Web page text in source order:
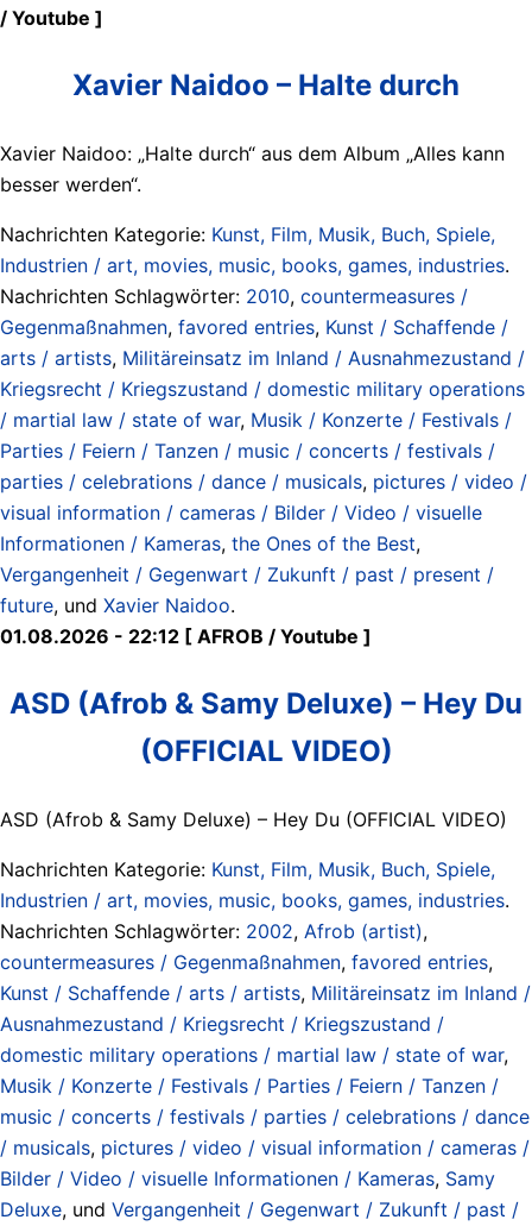
/ Youtube ]
Xavier Naidoo – Halte durch
Xavier Naidoo: „Halte durch“ aus dem Album „Alles kann
besser werden“.
Nachrichten Kategorie: Kunst, Film, Musik, Buch, Spiele,
Industrien / art, movies, music, books, games, industries.
Nachrichten Schlagwörter: 2010, countermeasures /
Gegenmaßnahmen, favored entries, Kunst / Schaffende /
arts / artists, Militäreinsatz im Inland / Ausnahmezustand /
Kriegsrecht / Kriegszustand / domestic military operations
/ martial law / state of war, Musik / Konzerte / Festivals /
Parties / Feiern / Tanzen / music / concerts / festivals /
parties / celebrations / dance / musicals, pictures / video /
visual information / cameras / Bilder / Video / visuelle
Informationen / Kameras, the Ones of the Best,
Vergangenheit / Gegenwart / Zukunft / past / present /
future, und Xavier Naidoo.
01.08.2026 - 22:12 [ AFROB / Youtube ]
ASD (Afrob & Samy Deluxe) – Hey Du
(OFFICIAL VIDEO)
ASD (Afrob & Samy Deluxe) – Hey Du (OFFICIAL VIDEO)
Nachrichten Kategorie: Kunst, Film, Musik, Buch, Spiele,
Industrien / art, movies, music, books, games, industries.
Nachrichten Schlagwörter: 2002, Afrob (artist),
countermeasures / Gegenmaßnahmen, favored entries,
Kunst / Schaffende / arts / artists, Militäreinsatz im Inland /
Ausnahmezustand / Kriegsrecht / Kriegszustand /
domestic military operations / martial law / state of war,
Musik / Konzerte / Festivals / Parties / Feiern / Tanzen /
music / concerts / festivals / parties / celebrations / dance
/ musicals, pictures / video / visual information / cameras /
Bilder / Video / visuelle Informationen / Kameras, Samy
Deluxe, und Vergangenheit / Gegenwart / Zukunft / past /